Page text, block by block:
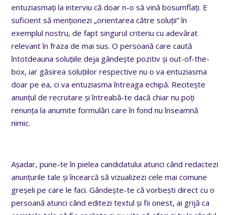
entuziasmați la interviu că doar n-o să vină bosumflați. E
suficient să menționezi „orientarea către soluții” în
exemplul nostru, de fapt singurul criteriu cu adevărat
relevant în fraza de mai sus. O persoană care caută
întotdeauna soluțiile deja gândește pozitiv și out-of-the-
box, iar găsirea soluțiilor respective nu o va entuziasma
doar pe ea, ci va entuziasma întreaga echipă. Recitește
anunțul de recrutare și întreabă-te dacă chiar nu poți
renunța la anumite formulări care în fond nu înseamnă
nimic.
Așadar, pune-te în pielea candidatului atunci când redactezi
anunțurile tale și încearcă să vizualizezi cele mai comune
greșeli pe care le faci. Gândește-te că vorbești direct cu o
persoană atunci când editezi textul și fii onest, ai grijă ca